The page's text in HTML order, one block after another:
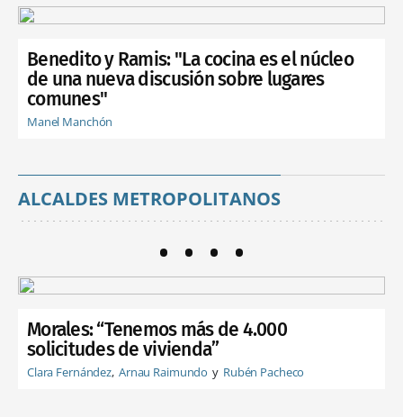
Benedito y Ramis: "La cocina es el núcleo
de una nueva discusión sobre lugares
comunes"
Manel Manchón
ALCALDES METROPOLITANOS
Morales: “Tenemos más de 4.000
solicitudes de vivienda”
Clara Fernández Arnau Raimundo Rubén Pacheco